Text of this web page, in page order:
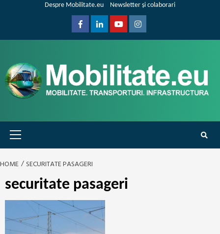
Despre Mobilitate.eu Newsletter și colaborari
FacebookLinkedinYoutubeInstagram
Primary
Menu
HOME SECURITATE PASAGERI
securitate pasageri